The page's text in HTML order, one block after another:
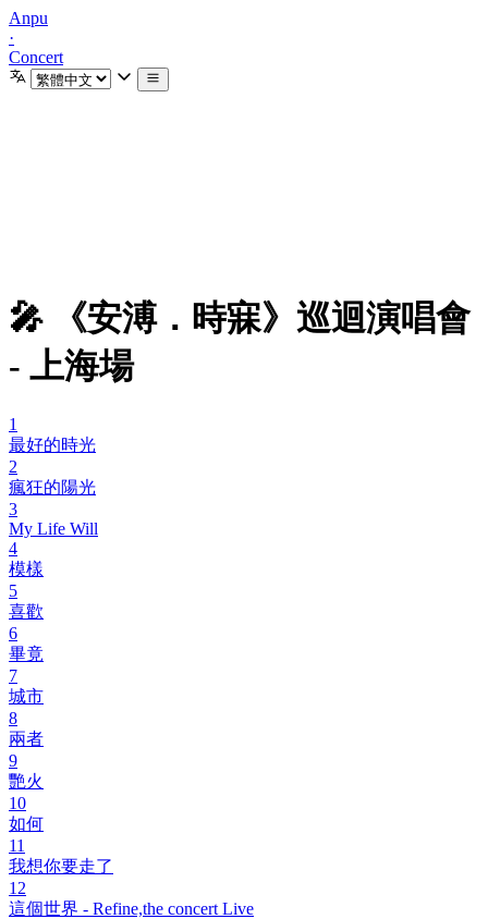
Anpu
·
Concert
🎤 《安溥．時寐》巡迴演唱會
- 上海場
1
最好的時光
2
瘋狂的陽光
3
My Life Will
4
模樣
5
喜歡
6
畢竟
7
城市
8
兩者
9
艷火
10
如何
11
我想你要走了
12
這個世界 - Refine,the concert Live